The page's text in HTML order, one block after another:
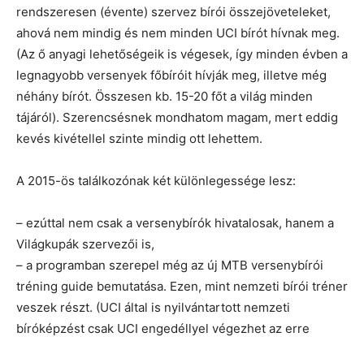
rendszeresen (évente) szervez bírói összejöveteleket,
ahová nem mindig és nem minden UCI bírót hívnak meg.
(Az ő anyagi lehetőségeik is végesek, így minden évben a
legnagyobb versenyek főbíróit hívják meg, illetve még
néhány bírót. Összesen kb. 15-20 főt a világ minden
tájáról). Szerencsésnek mondhatom magam, mert eddig
kevés kivétellel szinte mindig ott lehettem.
A 2015-ös találkozónak két különlegessége lesz:
– ezúttal nem csak a versenybírók hivatalosak, hanem a
Világkupák szervezői is,
– a programban szerepel még az új MTB versenybírói
tréning guide bemutatása. Ezen, mint nemzeti bírói tréner
veszek részt. (UCI által is nyilvántartott nemzeti
bíróképzést csak UCI engedéllyel végezhet az erre